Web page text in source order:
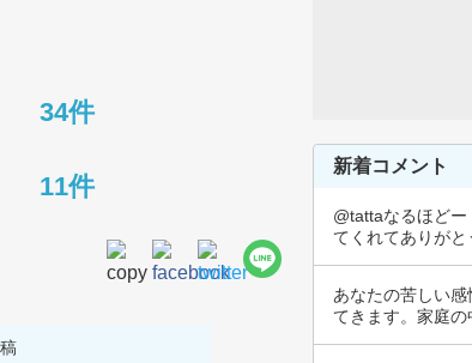
34件
11件
新着コメント
@tattaなるほどー
てくれてありが
あなたの苦しい
てきます。家庭